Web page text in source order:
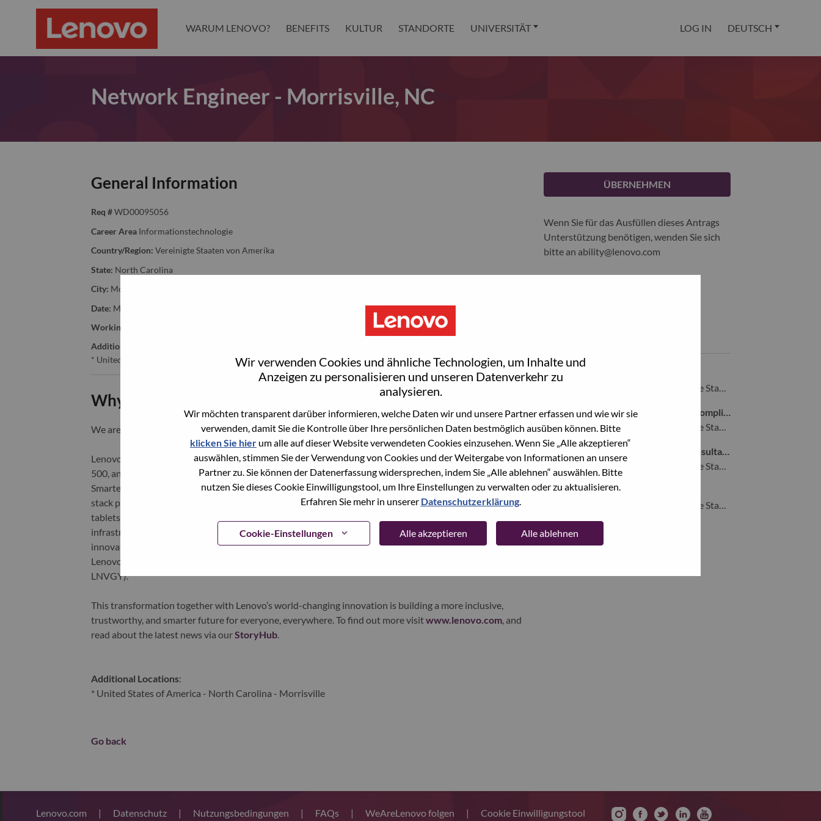
Wir verwenden Cookies und ähnliche Technologien, um Inhalte und
Anzeigen zu personalisieren und unseren Datenverkehr zu
analysieren.
Wir möchten transparent darüber informieren, welche Daten wir und unsere Partner erfassen und wie wir sie
verwenden, damit Sie die Kontrolle über Ihre persönlichen Daten bestmöglich ausüben können. Bitte
klicken Sie hier um alle auf dieser Website verwendeten Cookies einzusehen. Wenn Sie „Alle akzeptieren“
auswählen, stimmen Sie der Verwendung von Cookies und der Weitergabe von Informationen an unsere
Partner zu. Sie können der Datenerfassung widersprechen, indem Sie „Alle ablehnen“ auswählen. Bitte
nutzen Sie dieses Cookie Einwilligungstool, um Ihre Einstellungen zu verwalten oder zu aktualisieren.
Erfahren Sie mehr in unserer Datenschutzerklärung.
Cookie-Einstellungen Alle akzeptieren Alle ablehnen
WARUM LENOVO? BENEFITS KULTUR STANDORTE UNIVERSITÄT LOG IN DEUTSCH
Network Engineer - Morrisville, NC
General Information
Req # WD00095056
Career Area Informationstechnologie
Country/Region: Vereinigte Staaten von Amerika
State: North Carolina
City: Morrisville
Date: Montag, Juni 8, 2026
Working Time:
Additional Locations
* United States of America - North Carolina - Morrisville
Why Work at Lenovo
We are Lenovo. We do what we say. We own what we do. We WOW our customers.
Lenovo is a US$83 billion revenue global technology powerhouse, ranked #153 in the Fortune Global
500, and serving millions of customers every day in 180 markets. Focused on a bold vision to deliver
Smarter Technology for All, Lenovo has built on its success as the world’s largest PC company with a full-
stack portfolio of AI-enabled, AI-ready, and AI-optimized devices (PCs, workstations, smartphones,
tablets), infrastructure (server, storage, edge, high performance computing and software defined
infrastructure), software, solutions, and services. Lenovo’s continued investment in world-changing
innovation is building a more equitable, trustworthy, and smarter future for everyone, everywhere.
Lenovo is listed on the Hong Kong stock exchange under Lenovo Group Limited (HKSE: 992) (ADR:
LNVGY).
This transformation together with Lenovo’s world-changing innovation is building a more inclusive,
trustworthy, and smarter future for everyone, everywhere. To find out more visitwww.lenovo.com, and
read about the latest news via ourStoryHub.
Additional Locations:
* United States of America - North Carolina - Morrisville
Go back
ÜBERNEHMEN
Wenn Sie für das Ausfüllen dieses Antrags
Unterstützung benötigen, wenden Sie sich
bitte an ability@lenovo.com
Customer Care Case Manager
Morrisville, North Carolina, Vereinigte Staaten von Amerika,
Sr. Manager, Cyber Resilience Act Compliance
Morrisville, North Carolina, Vereinigte Staaten von Amerika,
Principal Digital Transformation Consultant
Morrisville, North Carolina, Vereinigte Staaten von Amerika,
Director, AI Solution Delivery
Morrisville, North Carolina, Vereinigte Staaten von Amerika,
Alle anzeigen
Lenovo.com | Datenschutz | Nutzungsbedingungen | FAQs | WeAreLenovo folgen | Cookie Einwilligungstool